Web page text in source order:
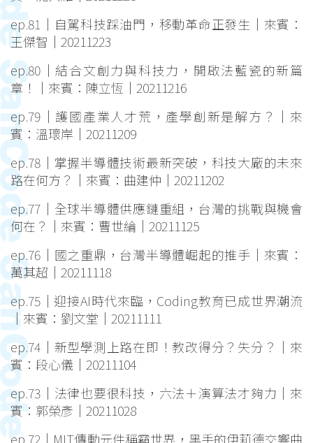
ep.81｜自駕科技踩油門，移動革命正發生｜來賓：
王傑智｜20211223
ep.80｜結合文創力與科技力，開啟法藍瓷的新篇
章！｜來賓：陳立恆｜20211216
ep.79｜護國產業人才荒，產學創新是解方？｜來
賓：溫瓌岸｜20211209
ep.78｜掌握半導體技術最新突破，科技大廠的未來
路在何方？｜來賓：曲建仲｜20211202
ep.77｜全球半導體供應鏈重組，台灣的挑戰與機會
何在？｜來賓：曹世綸｜20211125
ep.76｜國之重鼎，台灣半導體崛起的推手｜來賓：
萬其超｜20211118
ep.75｜迎接AI時代來臨，Coding教育已成世界潮流
｜來賓：劉文堂｜20211111
ep.74｜新型學測上路在即！教改得分？失分？｜來
賓：段心儀｜20211104
ep.73｜法律也要很科技，六法＋演算法才夠力｜來
賓：郭榮彥｜20211028
ep.72｜MIT傳動元件稱霸世界，黑手的伊莉德交響曲